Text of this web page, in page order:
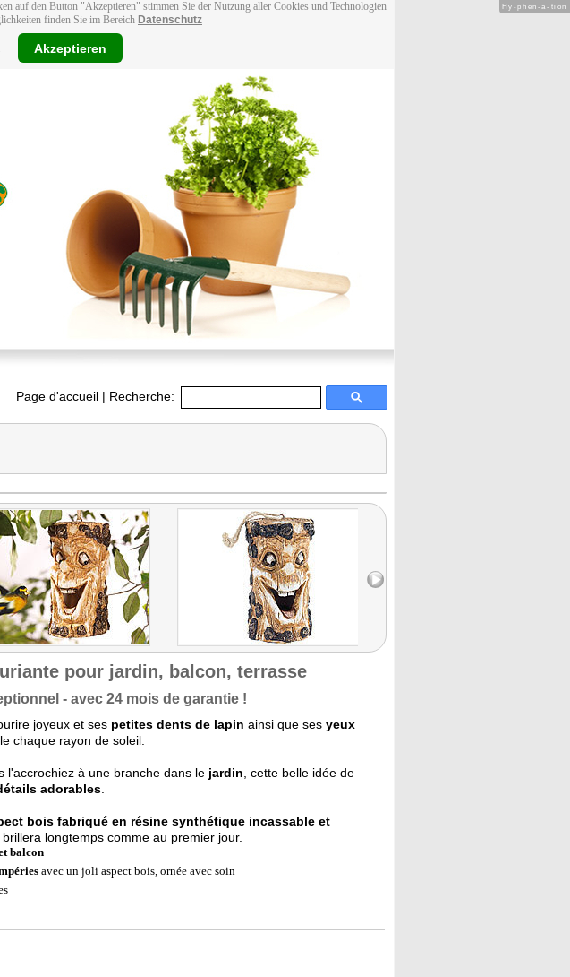
auf den Button "Akzeptieren" stimmen Sie der Nutzung aller Cookies und Technologien
finden Sie im Bereich Datenschutz
Akzeptieren
Page d'accueil | Recherche:
pour jardin, balcon, terrasse
- avec 24 mois de garantie !
joyeux et ses petites dents de lapin ainsi que ses yeux
chaque rayon de soleil.
l'accrochiez à une branche dans le jardin , cette belle idée de
adorables
bois fabriqué en résine synthétique incassable et
brillera longtemps comme au premier jour.
balcon
avec un joli aspect bois, ornée avec soin
Hy-phen-a-tion